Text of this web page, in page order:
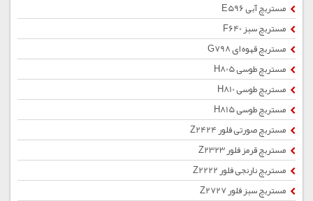
مستربچ آبی E596
مستربچ سبز F640
مستربچ قهوه ای G798
مستربچ طوسی H805
مستربچ طوسی H810
مستربچ طوسی H815
مستربچ صورتی فلور Z2424
مستربچ قرمز فلور Z2323
مستربچ نارنجی فلور Z2222
مستربچ سبز فلور Z2727